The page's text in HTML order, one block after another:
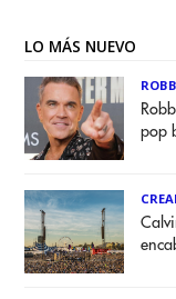
LO MÁS NUEVO
pop